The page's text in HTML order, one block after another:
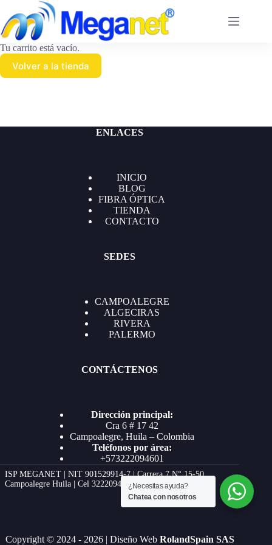
contenido
Tu carrito está vacío.
Volver a la tienda
ENLACES
INICIO
BLOG
FIBRA ÓPTICA
TIENDA
CONTACTO
SEDES
CAMPOALEGRE
ALGECIRAS
RIVERA
PALERMO
CONTÁCTENOS
Dirección principal:
Cra 6 # 17 42
Campoalegre, Huila – Colombia
Teléfonos por área:
+573222094601
ISP MEGANET | NIT 901529914-7 | Carrera 7 N° 15-50
Campoalegre Huila | Cel 3222094601
Copyright © 2024 - 2026 | Diseño Web RolandSpain SAS
¿Necesitas ayuda?
Chatea con nosotros